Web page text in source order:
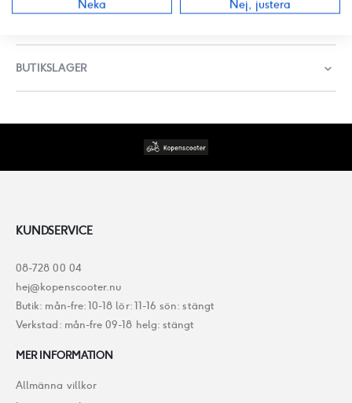
BUTIKSLAGER
KUNDSERVICE
08-728 00 04
hej@kopenscooter.nu
Butik: mån-fre: 10-18 lör: 11-16 sön: stängt
Verkstad: mån-fre 09-18 helg: stängt
MER INFORMATION
Allmänna villkor
Neka
Nej, justera